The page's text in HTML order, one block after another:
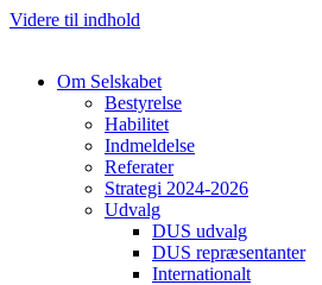
Videre til indhold
Om Selskabet
Bestyrelse
Habilitet
Indmeldelse
Referater
Strategi 2024-2026
Udvalg
DUS udvalg
DUS repræsentanter
Internationalt